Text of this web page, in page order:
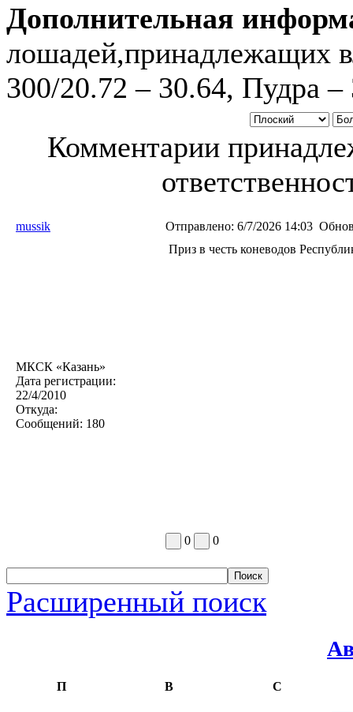
Дополнительная
лошадей,принадлежащих
300/20.72 – 30.64, Пудра –
Комментарии
mussik Отправлено: 6/7/2026 14:03
МКСК «Казань»
Дата регистрации:
22/4/2010
Откуда:
Сообщений: 180
Приз в честь коневодов
0 0
Расширенный поиск
П В С